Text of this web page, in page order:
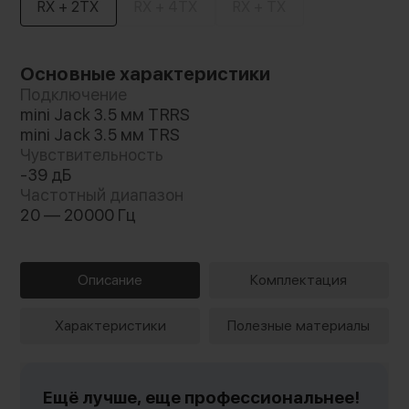
RX + 2TX
Основные характеристики
Подключение
mini Jack 3.5 мм TRRS
mini Jack 3.5 мм TRS
Чувствительность
-39 дБ
Частотный диапазон
20 — 20000 Гц
Описание Комплектация
Характеристики Полезные материалы
Ещё лучше, еще профессиональнее!